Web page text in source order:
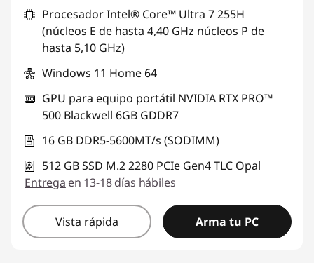
Procesador Intel® Core™ Ultra 7 255H
(núcleos E de hasta 4,40 GHz núcleos P de
hasta 5,10 GHz)
Windows 11 Home 64
GPU para equipo portátil NVIDIA RTX PRO™
500 Blackwell 6GB GDDR7
16 GB DDR5-5600MT/s (SODIMM)
512 GB SSD M.2 2280 PCIe Gen4 TLC Opal
Entrega en 13-18 días hábiles
Vista rápida Arma tu PC